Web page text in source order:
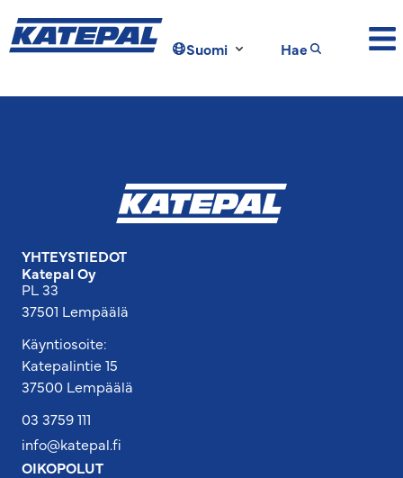
Suomi Hae
YHTEYSTIEDOT
Katepal Oy
PL 33
37501 Lempäälä
Käyntiosoite:
Katepalintie 15
37500 Lempäälä
03 3759 111
info@katepal.fi
OIKOPOLUT